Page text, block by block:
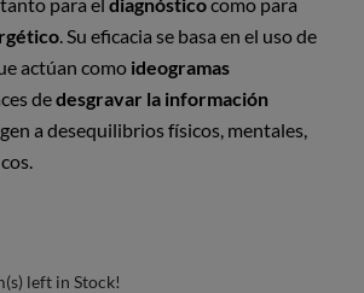
. Su eficacia se basa en el uso de
actúan como ideogramas
dedesgravar la información
a desequilibrios físicos, mentales,
left in Stock!